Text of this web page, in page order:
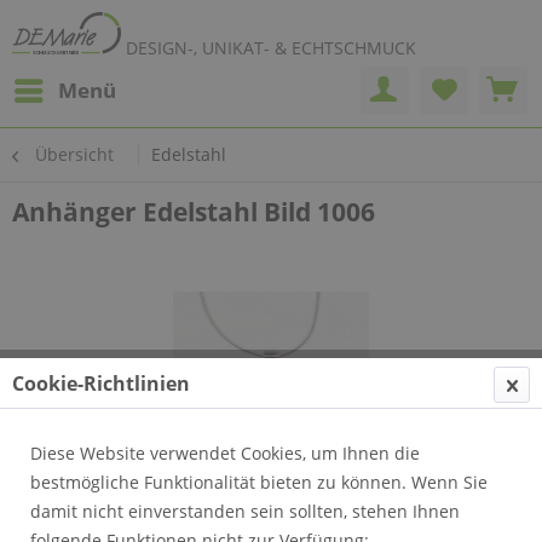
DESIGN-, UNIKAT- & ECHTSCHMUCK
Menü
Übersicht Edelstahl
Anhänger Edelstahl Bild 1006
Cookie-Richtlinien
Diese Website verwendet Cookies, um Ihnen die
bestmögliche Funktionalität bieten zu können. Wenn Sie
damit nicht einverstanden sein sollten, stehen Ihnen